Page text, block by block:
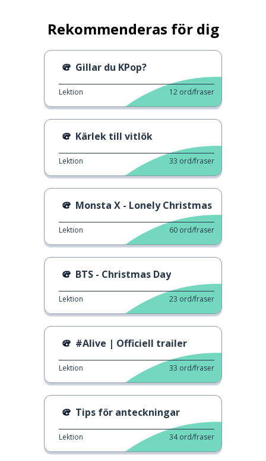
Rekommenderas för dig
Gillar du KPop?
Lektion 12 ord/fraser
Kärlek till vitlök
Lektion 33 ord/fraser
Monsta X - Lonely Christmas
Lektion 60 ord/fraser
BTS - Christmas Day
Lektion 23 ord/fraser
#Alive | Officiell trailer
Lektion 33 ord/fraser
Tips för anteckningar
Lektion 34 ord/fraser